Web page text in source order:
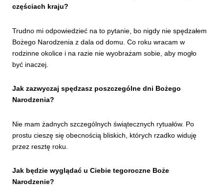
częściach kraju?
Trudno mi odpowiedzieć na to pytanie, bo nigdy nie spędzałem
Bożego Narodzenia z dala od domu. Co roku wracam w
rodzinne okolice i na razie nie wyobrażam sobie, aby mogło
być inaczej.
Jak zazwyczaj spędzasz poszczególne dni Bożego
Narodzenia?
Nie mam żadnych szczególnych świątecznych rytuałów. Po
prostu cieszę się obecnością bliskich, których rzadko widuję
przez resztę roku.
Jak będzie wyglądać u Ciebie tegoroczne Boże
Narodzenie?